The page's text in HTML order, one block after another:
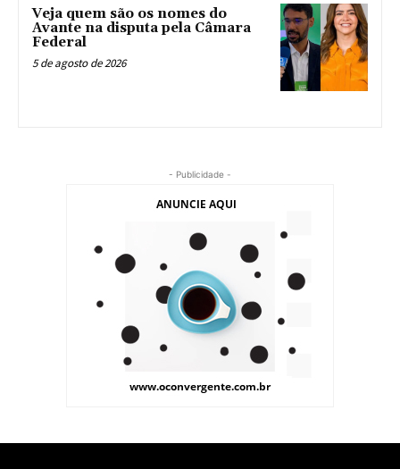
Veja quem são os nomes do
Avante na disputa pela Câmara
Federal
5 de agosto de 2026
- Publicidade -